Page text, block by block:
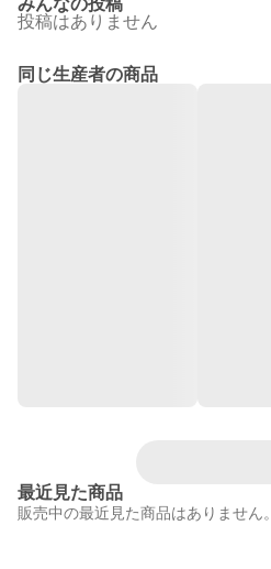
みんなの投稿
投稿はありません
同じ生産者の商品
最近見た商品
販売中の最近見た商品はありません。